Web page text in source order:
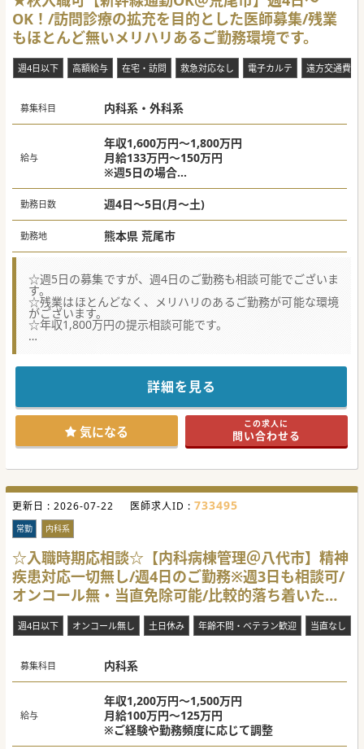
赴任に必要な各種手当の支給についても柔軟に協議を行って
おります。
【職場環境と雰囲気】
に業務負担が集中しない安心のサポート体制が整っておりま
す。
■患者様や同行する医療スタッフと良好なコミュニケーショ
ンを図りながら、穏やかな雰囲気の中でご勤務いただけま
#秋入職可
OK！/訪問診療の拡充を目的とした医師募集/残業
もほとんど無いメリハリあるご勤務環境です。
週4日以下 高額給与 在宅・訪問 救急対応なし 電子カルテ 遠方交通費・
募集科目 内科系・外科系
給与
年収1,600万円～1,800万円
月給133万円～150万円
※週5日の場合
※ご経験等に応じて調整
勤務日数 週4日～5日(月～土)
勤務地 熊本県 荒尾市
☆週5日の募集ですが、週4日のご勤務も相談可能でございま
す。
☆残業はほとんどなく、メリハリのあるご勤務が可能な環境
がございます。
☆年収1,800万円の提示相談可能です。
ており、後任として訪問診療部門を牽引してくださる方を募
集する運びとなりました。
■地域包括ケア病床を運用する中で、今後のさらなる需要増
加を見据え、訪問診療部門の体制強化を図る方針でございま
す。
■訪問診療の対応件数を今後積極的に増やしていく計画があ
り、その中核として長期的にご活躍いただける方を歓迎して
おります。
【具体的な医療機関情報】
■常勤医師は40代-50代の医師が多く在籍しており、医師・
スタッフ間の関係性も良好で風通しの良い組織風土がござい
ます。
■隣接する複数の福祉施設やグループホームと密接に連携
し、医療から介護までの総合的なサービス提供を実施してお
ります。
■新幹線を利用した遠方からのご通勤にも対応しており、社
用車の貸与や交通費の支給など手厚いサポート体制もござい
ます。
【具体的な業務内容】
施設、午後は個人宅を訪問していただくスケジュールとなり
ます。
■救急搬送の受け入れはなく、宿日直許可を取得した待機的
な当直業務であるため、身体的なご負担は少ない環境です。
詳細を見る
気になる この求人に
問い合わせる
更新日 : 2026-07-22 医師求人ID : 733495
常勤 内科系
☆入職時期応相談☆【内科病棟管理＠八代市】精神
疾患対応一切無し/週4日のご勤務※週3日も相談可/
オンコール無・当直免除可能/比較的落ち着いたご
勤務環境です。
週4日以下 オンコール無し 土日休み 年齢不問・ベテラン歓迎 当直なし
募集科目 内科系
給与
年収1,200万円～1,500万円
月給100万円～125万円
※ご経験や勤務頻度に応じて調整